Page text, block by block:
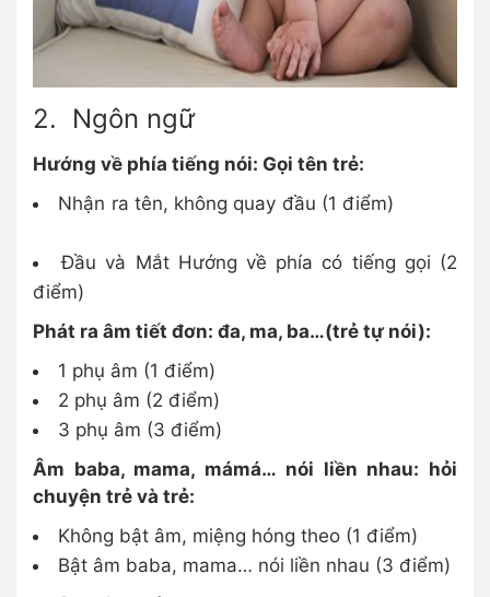
2. Ngôn ngữ
Hướng về phía tiếng nói: Gọi tên trẻ:
Nhận ra tên, không quay đầu (1 điểm)
Đầu và Mắt Hướng về phía có tiếng gọi (2
điểm)
Phát ra âm tiết đơn: đa, ma, ba…(trẻ tự nói):
1 phụ âm (1 điểm)
2 phụ âm (2 điểm)
3 phụ âm (3 điểm)
Âm baba, mama, mámá… nói liền nhau: hỏi
chuyện trẻ và trẻ:
Không bật âm, miệng hóng theo (1 điểm)
Bật âm baba, mama… nói liền nhau (3 điểm)